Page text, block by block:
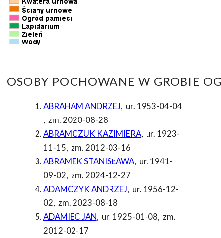
OSOBY POCHOWANE W GROBIE
ABRAHAM ANDRZEJ, ur. 1953-04-04
, zm. 2020-08-28
ABRAMCZUK KAZIMIERA, ur. 1923-
11-15, zm. 2012-03-16
ABRAMEK STANISŁAWA, ur. 1941-
09-02, zm. 2024-12-27
ADAMCZYK ANDRZEJ, ur. 1956-12-
02, zm. 2023-08-18
ADAMIEC JAN, ur. 1925-01-08, zm.
2012-02-17